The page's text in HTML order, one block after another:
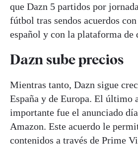
que Dazn 5 partidos por
fútbol tras sendos acuerdos
español y con la plataforma de
Dazn sube precios
Mientras tanto, Dazn sigue
España y de Europa. El último
importante fue el anunciado
Amazon. Este acuerdo le
contenidos a través de Prime